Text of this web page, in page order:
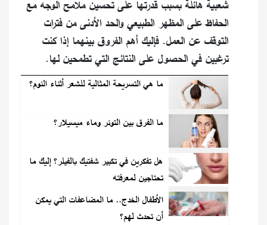
شعبية هائلة بسبب قدرتها على تحسين ملامح الوجه مع
الحفاظ على المظهر الطبيعي والحد الأدنى من فترات
التوقف عن العمل. فإليك أهم الفروق بينهما إذا كنت
ترغبين في الحصول على النتائج التي تطمحين لها.
ما هي التسريحة المثالية للشعر أثناء النوم؟
ما الفرق بين التونر وماء ميسيلار؟
هل تفكرين في تكبير شفتيك بالفيلر؟ إليك ما
تحتاجين لمعرفته
الأطفال الخدج.. ما المضاعفات التي يمكن
أن تحدث لهم؟